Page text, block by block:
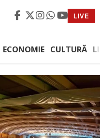
LIVE
ECONOMIE CULTURĂ